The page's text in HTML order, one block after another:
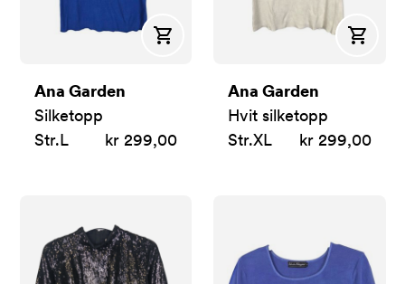
Kjøp
Ana Garden
Silketopp
Str.L kr 299,00
Kjøp
Ana Garden
Hvit silketopp
Str.XL kr 299,00